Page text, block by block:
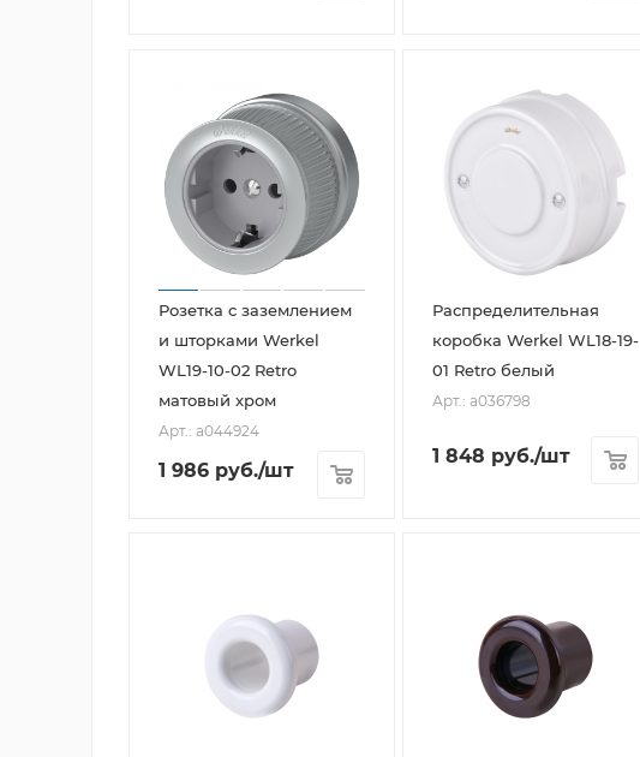
Розетка с заземлением
и шторками Werkel
WL19-10-02 Retro
матовый хром
Арт.: a044924
1 986 руб./шт
Распределительная
коробка Werkel WL18-19-
01 Retro белый
Арт.: a036798
1 848 руб./шт